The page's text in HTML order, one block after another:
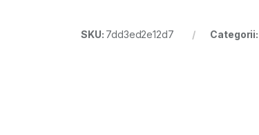
SKU: 7dd3ed2e12d7 Categorii: